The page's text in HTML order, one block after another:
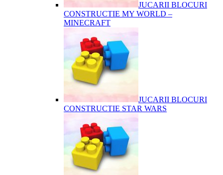
JUCARII BLOCURI
CONSTRUCTIE MY WORLD –
MINECRAFT
JUCARII BLOCURI
CONSTRUCTIE STAR WARS